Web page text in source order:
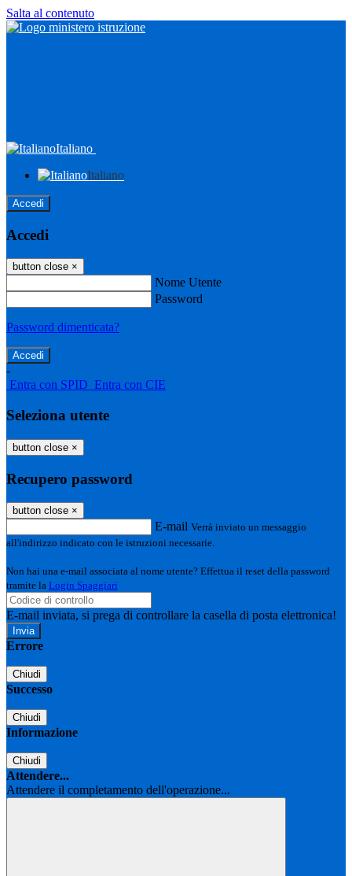
Salta al contenuto
Italiano
Italiano
Accedi
Accedi
button close ×
Nome Utente
Password
Password dimenticata?
-
Entra con SPID Entra con CIE
Seleziona utente
button close ×
Recupero password
button close ×
E-mail Verrà inviato un messaggio
all'indirizzo indicato con le istruzioni necessarie.
Non hai una e-mail associata al nome utente? Effettua il reset della password
tramite la Login Spaggiari
E-mail inviata, si prega di controllare la casella di posta elettronica!
Errore
Chiudi
Successo
Chiudi
Informazione
Chiudi
Attendere...
Attendere il completamento dell'operazione...